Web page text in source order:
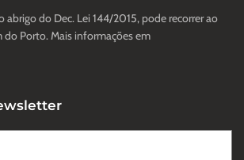
abrigo do Dec. Lei 144/2015, pode recorrer ao
do Porto. Mais informações em